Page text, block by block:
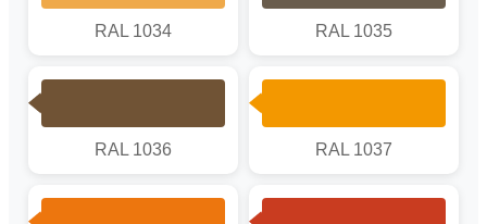
RAL 1034 RAL 1035
RAL 1036 RAL 1037